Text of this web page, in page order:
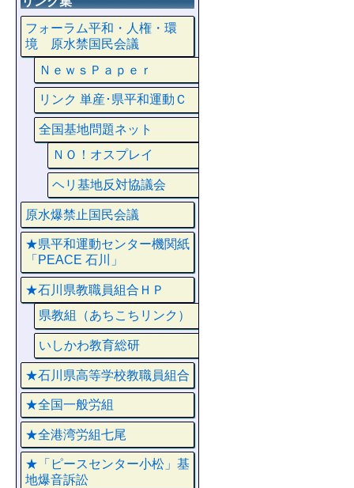
フォーラム平和・人権・環
境 原水禁国民会議
ＮｅｗｓＰａｐｅｒ
リンク 単産･県平和運動Ｃ
全国基地問題ネット
ＮＯ！オスプレイ
ヘリ基地反対協議会
原水爆禁止国民会議
★県平和運動センター機関紙
「PEACE 石川」
★石川県教職員組合ＨＰ
県教組（あちこちリンク）
いしかわ教育総研
★石川県高等学校教職員組合
★全国一般労組
★全港湾労組七尾
★「ピースセンター小松」基
地爆音訴訟